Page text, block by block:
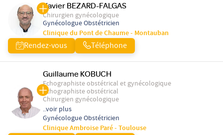
Xavier BEZARD-FALGAS
Chirurgien gynécologique
Gynécologue Obstétricien
Clinique du Pont de Chaume - Montauban
Rendez-vous Téléphone
Guillaume KOBUCH
Echographiste obstétrical et gynécologique
Echographiste obstétrical
Chirurgien gynécologique
..voir plus
Gynécologue Obstétricien
Clinique Ambroise Paré - Toulouse